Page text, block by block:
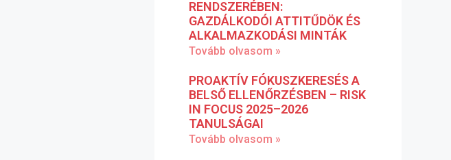
RENDSZERÉBEN:
GAZDÁLKODÓI ATTITŰDÖK ÉS
ALKALMAZKODÁSI MINTÁK
Tovább olvasom »
PROAKTÍV FÓKUSZKERESÉS A
BELSŐ ELLENŐRZÉSBEN – RISK
IN FOCUS 2025–2026
TANULSÁGAI
Tovább olvasom »